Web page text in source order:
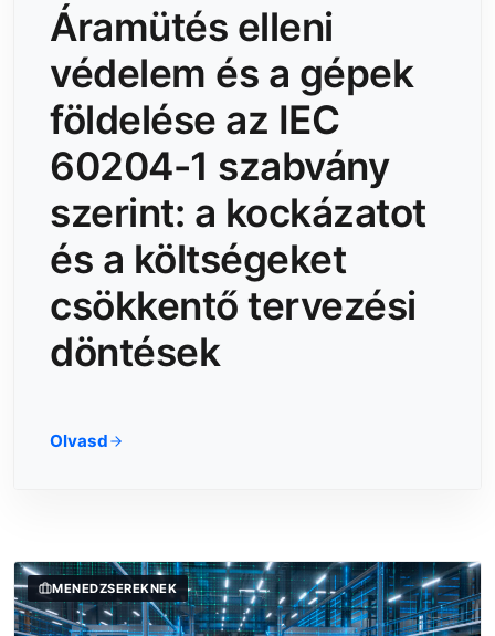
Áramütés elleni
védelem és a gépek
földelése az IEC
60204-1 szabvány
szerint: a kockázatot
és a költségeket
csökkentő tervezési
döntések
Olvasd
MENEDZSEREKNEK